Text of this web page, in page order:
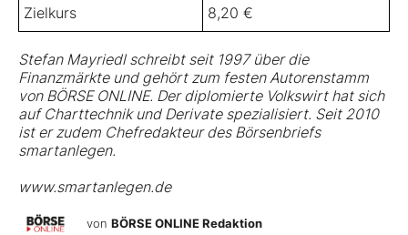
Zielkurs 8,20 €
Stefan Mayriedl schreibt seit 1997 über die
Finanzmärkte und gehört zum festen Autorenstamm
von BÖRSE ONLINE. Der diplomierte Volkswirt hat sich
auf Charttechnik und Derivate spezialisiert. Seit 2010
ist er zudem Chefredakteur des Börsenbriefs
smartanlegen.
www.smartanlegen.de
von BÖRSE ONLINE Redaktion